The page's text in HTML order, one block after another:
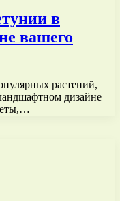
в
вашего
растений,
дизайне